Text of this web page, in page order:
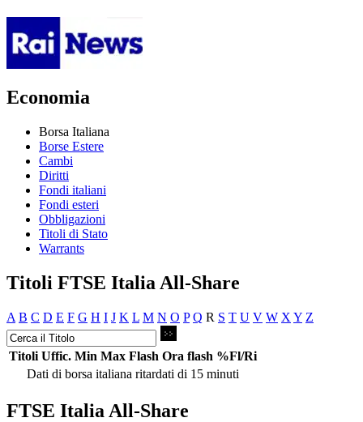
Economia
Borsa Italiana
Borse Estere
Cambi
Diritti
Fondi italiani
Fondi esteri
Obbligazioni
Titoli di Stato
Warrants
Titoli FTSE Italia All-Share
A B C D E F G H I J K L M N O P Q R S T U V W X Y Z
Titoli Uffic. Min Max Flash Ora flash %Fl/Ri
Dati di borsa italiana ritardati di 15 minuti
FTSE Italia All-Share